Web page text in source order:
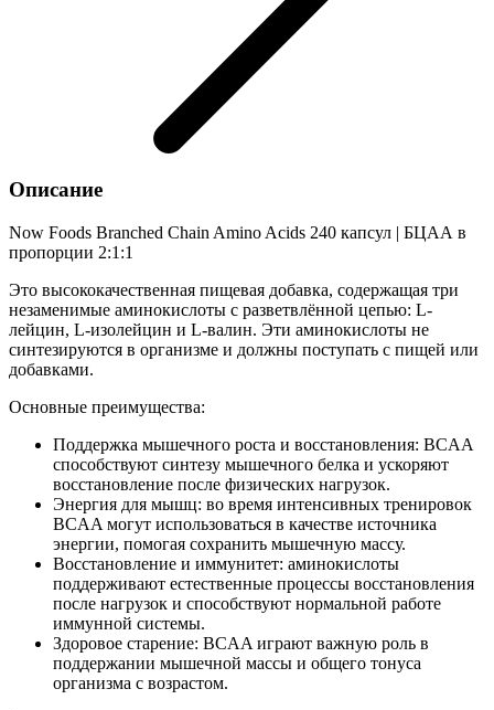
Описание
Now Foods Branched Chain Amino Acids 240 капсул | БЦАА в
пропорции 2:1:1
Это высококачественная пищевая добавка, содержащая три
незаменимые аминокислоты с разветвлённой цепью: L-
лейцин, L-изолейцин и L-валин. Эти аминокислоты не
синтезируются в организме и должны поступать с пищей или
добавками.
Основные преимущества:
Поддержка мышечного роста и восстановления: BCAA
способствуют синтезу мышечного белка и ускоряют
восстановление после физических нагрузок.
Энергия для мышц: во время интенсивных тренировок
BCAA могут использоваться в качестве источника
энергии, помогая сохранить мышечную массу.
Восстановление и иммунитет: аминокислоты
поддерживают естественные процессы восстановления
после нагрузок и способствуют нормальной работе
иммунной системы.
Здоровое старение: BCAA играют важную роль в
поддержании мышечной массы и общего тонуса
организма с возрастом.